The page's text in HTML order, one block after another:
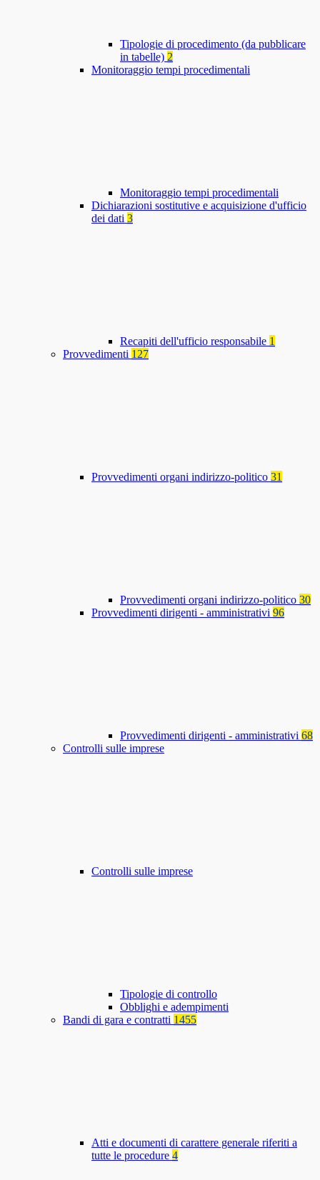
Tipologie di procedimento (da pubblicare
in tabelle) 2
Monitoraggio tempi procedimentali
Monitoraggio tempi procedimentali
Dichiarazioni sostitutive e acquisizione d'ufficio
dei dati 3
Recapiti dell'ufficio responsabile 1
Provvedimenti 127
Provvedimenti organi indirizzo-politico 31
Provvedimenti organi indirizzo-politico 30
Provvedimenti dirigenti - amministrativi 96
Provvedimenti dirigenti - amministrativi 68
Controlli sulle imprese
Controlli sulle imprese
Tipologie di controllo
Obblighi e adempimenti
Bandi di gara e contratti 1455
Atti e documenti di carattere generale riferiti a
tutte le procedure 4